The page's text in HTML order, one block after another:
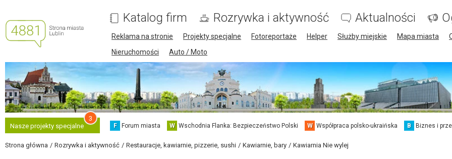
Katalog firm Rozrywka i aktywność Aktualności
Reklama na stronie Projekty specjalne Fotoreportaże Helper Służby miejskie Mapa miasta
Nieruchomości
Auto / Moto
Nasze projekty specjalne
3
F Forum miasta W Wschodnia Flanka: Bezpieczeństwo Polski W Współpraca polsko-ukraińska B Biznes i
Strona główna Rozrywka i aktywność Restauracje, kawiarnie, pizzerie, sushi Kawiarnie, bary Kawiarnia Nie wylej